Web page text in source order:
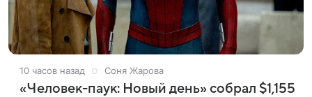
10 часов назад Соня Жарова
«Человек-паук: Новый день» собрал $1,155